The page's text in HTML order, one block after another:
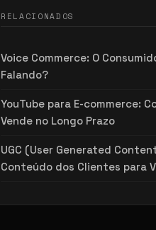
RELACIONADOS
Voice Commerce: O
Falando?
YouTube para E-commerce:
Vende no Longo Prazo
UGC (User Generated
Conteúdo dos Clientes para